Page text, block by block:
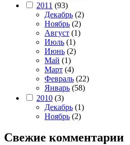
2011 (93)
Декабрь (2)
Ноябрь (2)
Август (1)
Июль (1)
Июнь (2)
Май (1)
Март (4)
Февраль (22)
Январь (58)
2010 (3)
Декабрь (1)
Ноябрь (2)
Свежие комментарии